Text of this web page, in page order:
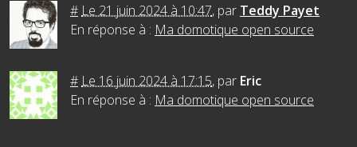
# Le 21 juin 2024 à 10:47, par Teddy Payet
En réponse à : Ma domotique open source
# Le 16 juin 2024 à 17:15, par Eric
En réponse à : Ma domotique open source